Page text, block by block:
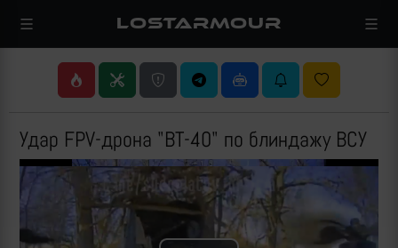
LOSTARMOUR
Удар FPV-дрона "ВТ-40" по блиндажу ВСУ